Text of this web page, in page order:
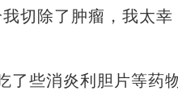
切除了肿瘤，我太幸
些消炎利胆片等药